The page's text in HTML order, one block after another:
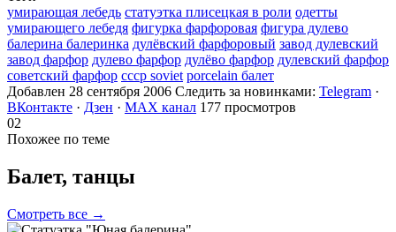
умирающая лебедь статуэтка плисецкая в роли одетты
умирающего лебедя фигурка фарфоровая фигура дулево
балерина балеринка дулёвский фарфоровый завод дулевский
завод фарфор дулево фарфор дулёво фарфор дулевский фарфор
советский фарфор ссср soviet porcelain балет
Добавлен 28 сентября 2006 Следить за новинками: Telegram ·
ВКонтакте · Дзен · MAX канал 177 просмотров
02
Похожее по теме
Балет, танцы
Смотреть все →